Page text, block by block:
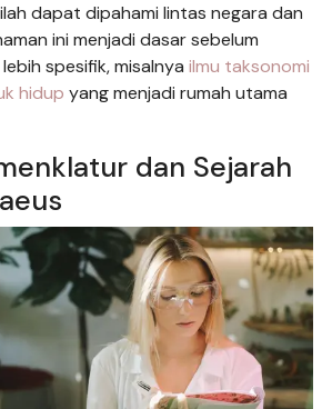
dapat dipahami lintas negara dan
ini menjadi dasar sebelum
spesifik, misalnya ilmu taksonomi
hidup yang menjadi rumah utama
dan Sejarah